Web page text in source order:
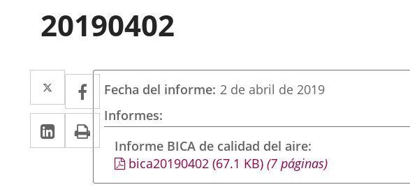
20190402
Twitter
Enlace
a
una
aplicación
externa.
Facebook
Enlace
a
una
aplicación
externa.
Linkedin
Enlace
a
Print
Fecha del informe 2 de abril de 2019
Informes
Informe BICA de calidad del aire
bica20190402(67.1 KB)(7 páginas)